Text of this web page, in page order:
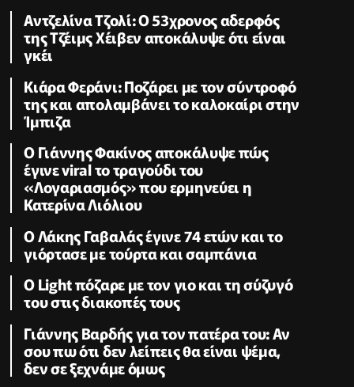
Αντζελίνα Τζολί: Ο 53χρονος αδερφός
της Τζέιμς Χέιβεν αποκάλυψε ότι είναι
γκέι
Κιάρα Φεράνι: Ποζάρει με τον σύντροφό
της και απολαμβάνει το καλοκαίρι στην
Ίμπιζα
Ο Γιάννης Φακίνος αποκάλυψε πώς
έγινε viral το τραγούδι του
«Λογαριασμός» που ερμηνεύει η
Κατερίνα Λιόλιου
Ο Λάκης Γαβαλάς έγινε 74 ετών και το
γιόρτασε με τούρτα και σαμπάνια
Ο Light πόζαρε με τον γιο και τη σύζυγό
του στις διακοπές τους
Γιάννης Βαρδής για τον πατέρα του: Αν
σου πω ότι δεν λείπεις θα είναι ψέμα,
δεν σε ξεχνάμε όμως